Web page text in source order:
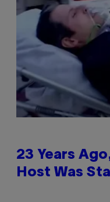
23 Years
Host Was